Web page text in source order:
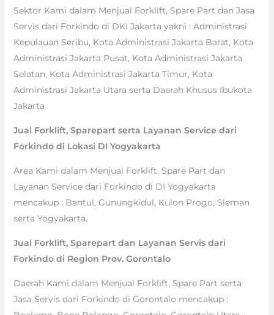
Sektor Kami dalam Menjual Forklift, Spare Part dan Jasa
Servis dari Forkindo di DKI Jakarta yakni : Administrasi
Kepulauan Seribu, Kota Administrasi Jakarta Barat, Kota
Administrasi Jakarta Pusat, Kota Administrasi Jakarta
Selatan, Kota Administrasi Jakarta Timur, Kota
Administrasi Jakarta Utara serta Daerah Khusus Ibukota
Jakarta.
Jual Forklift, Sparepart serta Layanan Service dari
Forkindo di Lokasi DI Yogyakarta
Area Kami dalam Menjual Forklift, Spare Part dan
Layanan Service dari Forkindo di DI Yogyakarta
mencakup : Bantul, Gunungkidul, Kulon Progo, Sleman
serta Yogyakarta.
Jual Forklift, Sparepart dan Layanan Servis dari
Forkindo di Region Prov. Gorontalo
Daerah Kami dalam Menjual Forklift, Spare Part serta
Jasa Servis dari Forkindo di Gorontalo mencakup :